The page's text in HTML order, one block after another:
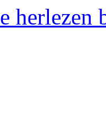
herlezen